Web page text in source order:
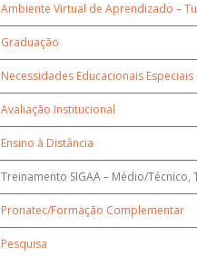
Ambiente Virtual de Aprendizado –
Graduação
Necessidades Educacionais Especiais
Avaliação Institucional
Ensino à Distância
Treinamento SIGAA – Médio/Técnico,
Pronatec/Formação Complementar
Pesquisa